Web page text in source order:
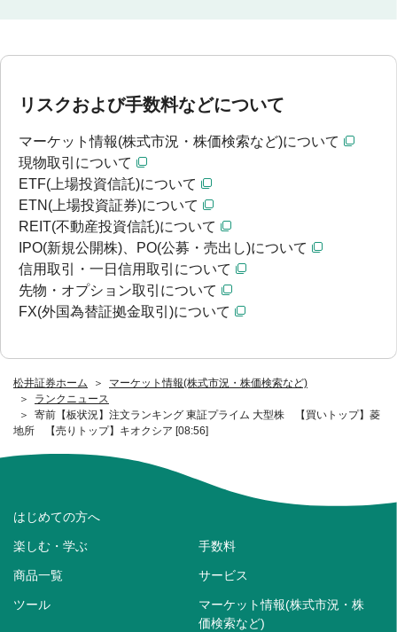
松井証券ホーム
マーケット情報(株式市況・株価検索など)
ランクニュース
寄前【板状況】注文ランキング 東証プライム 大型株 【買いトップ】菱
地所 【売りトップ】キオクシア [08:56]
リスクおよび手数料などについて
マーケット情報(株式市況・株価検索など)について
現物取引について
ETF(上場投資信託)について
ETN(上場投資証券)について
REIT(不動産投資信託)について
IPO(新規公開株)、PO(公募・売出し)について
信用取引・一日信用取引について
先物・オプション取引について
FX(外国為替証拠金取引)について
はじめての方へ
楽しむ・学ぶ 手数料
商品一覧 サービス
ツール
マーケット情報(株式市況・株
価検索など)